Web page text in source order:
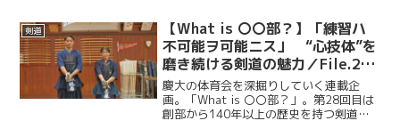
橋一惺（法1・慶應湘南藤沢）の逆転勝ち
で勢いづいた慶應は、...
剣道
【What is 〇〇部？】「練習ハ
不可能ヲ可能ニス」 “心技体”を
磨き続ける剣道の魅力／File.28
剣道部
慶大の体育会を深掘りしていく連載企
画。「What is 〇〇部？」。第28回目は
創部から140年以上の歴史を持つ剣道